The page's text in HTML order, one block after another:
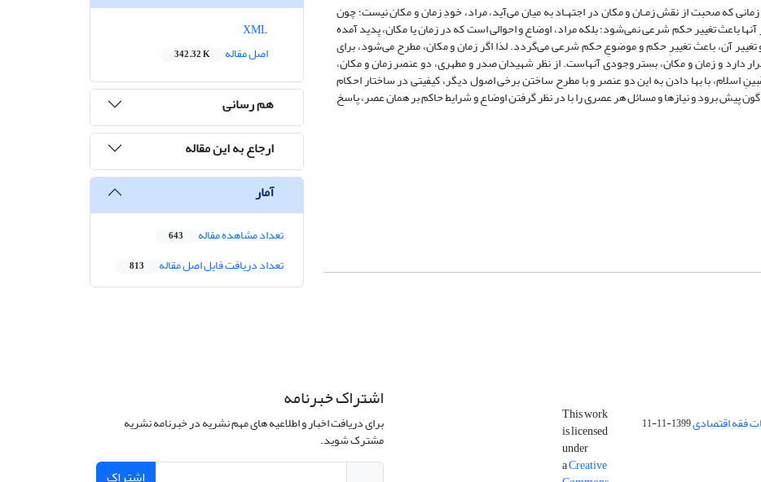
که صحبت از نقش زمـان و مکان در اجتهـاد به میان می‌آید، مراد، خودِ زمان و مکان نیست؛ چون
باعث تغییر حکم شرعی نمی‌شود؛ بلکه مراد، اوضاع و احوالی است که در زمان یا مکان، پدید آمده
آن، باعث تغییرِ حکم و موضوعِ حکم شرعی می‌گردد. لذا اگر زمان و مکان، مطرح می‌شود، برای
دارد و زمان و مکان، بستر وجودی آنهاست. از نظر شهیدان صدر و مطهری، دو عنصر زمان و مکان،
اسلام، با بها دادن به این دو عنصر و با مطرح ساختن برخی اصول دیگر، کیفیتی در ساختار احکام
پیش برود و نیازها و مسائل هر عصری را با در نظر گرفتن اوضاع و شرایط حاکم بر همان عصر، پاسخ
اصل مقاله
342.32 K
هم رسانی
ارجاع به این مقاله
آمار
تعداد مشاهده مقاله 643
تعداد دریافت فایل اصل مقاله 813
فقه اقتصادی1399-11-11
This work
is licensed
under
aCreative
اشتراک خبرنامه
برای دریافت اخبار و اطلاعیه های مهم نشریه در خبرنامه نشریه
مشترک شوید.